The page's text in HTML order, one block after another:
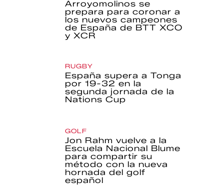
Arroyomolinos se
prepara para coronar a
los nuevos campeones
de España de BTT XCO
y XCR
RUGBY
España supera a Tonga
por 19-32 en la
segunda jornada de la
Nations Cup
GOLF
Jon Rahm vuelve a la
Escuela Nacional Blume
para compartir su
método con la nueva
hornada del golf
español